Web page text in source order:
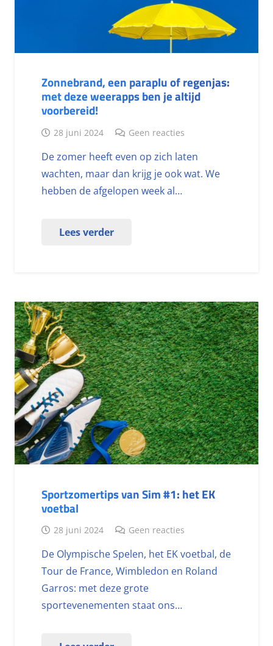
Zonnebrand, een paraplu of regenjas:
met deze weerapps ben je altijd
voorbereid!
28 juni 2024 Geen reacties
De zomer heeft even op zich laten
wachten, maar dan krijg je ook wat. We
hebben de afgelopen week al…
Lees verder
Sportzomertips van Sim #1: het EK
voetbal
28 juni 2024 Geen reacties
De Olympische Spelen, het EK voetbal, de
Tour de France, Wimbledon en Roland
Garros: met deze grote
sportevenementen staat ons…